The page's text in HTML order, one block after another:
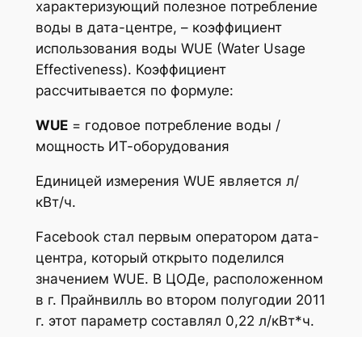
характеризующий полезное потребление
воды в дата-центре, – коэффициент
использования воды WUE (Water Usage
Effectiveness). Коэффициент
рассчитывается по формуле:
WUE= годовое потребление воды /
мощность ИТ-оборудования
Единицей измерения WUE является л/
кВт/ч.
Facebook стал первым оператором дата-
центра, который открыто поделился
значением WUE. В ЦОДе, расположенном
в г. Прайнвилль во втором полугодии 2011
г. этот параметр составлял 0,22 л/кВт*ч.